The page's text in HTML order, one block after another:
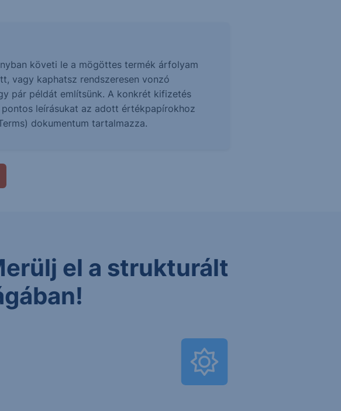
követi le a mögöttes termék árfolyam
vagy kaphatsz rendszeresen vonzó
pár példát említsünk. A konkrét kifizetés
leírásukat az adott értékpapírokhoz
dokumentum tartalmazza.
el a strukturált